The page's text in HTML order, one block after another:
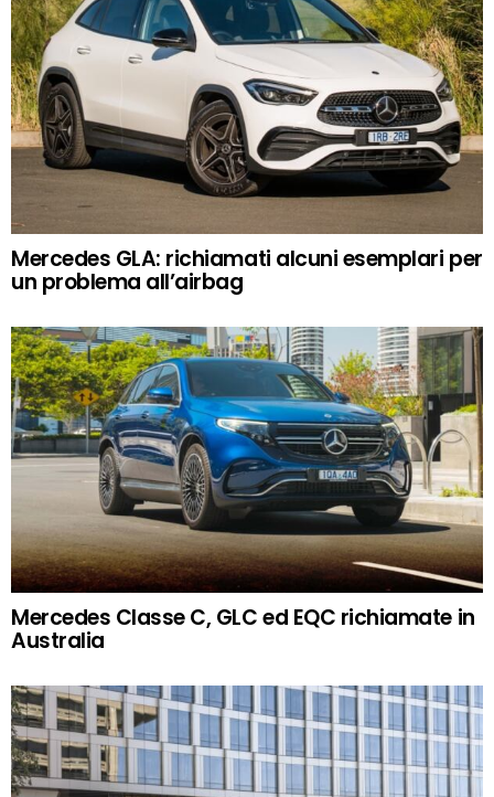
Mercedes GLA: richiamati alcuni esemplari per
un problema all’airbag
Mercedes Classe C, GLC ed EQC richiamate in
Australia